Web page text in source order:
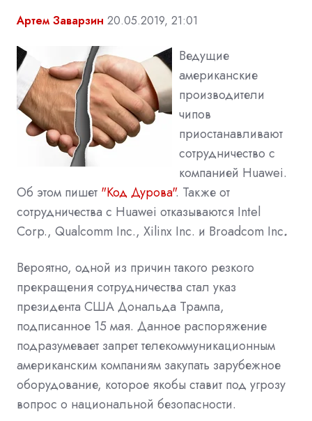
Артем Заварзин 20.05.2019, 21:01
Ведущие
американские
производители
чипов
приостанавливают
сотрудничество с
компанией Huawei.
Об этом пишет "Код Дурова". Также от
сотрудничества с Huawei отказываются Intel
Corp., Qualcomm Inc., Xilinx Inc. и Broadcom Inc.
Вероятно, одной из причин такого резкого
прекращения сотрудничества стал указ
президента США Дональда Трампа,
подписанное 15 мая. Данное распоряжение
подразумевает запрет телекоммуникационным
американским компаниям закупать зарубежное
оборудование, которое якобы ставит под угрозу
вопрос о национальной безопасности.